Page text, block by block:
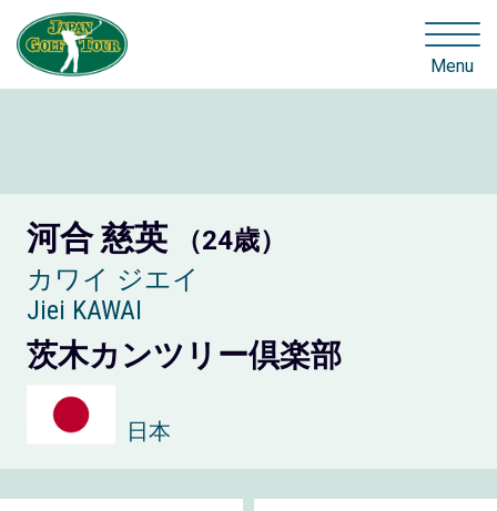
Menu
河合 慈英
（24歳）
カワイ ジエイ
Jiei KAWAI
茨木カンツリー倶楽部
日本